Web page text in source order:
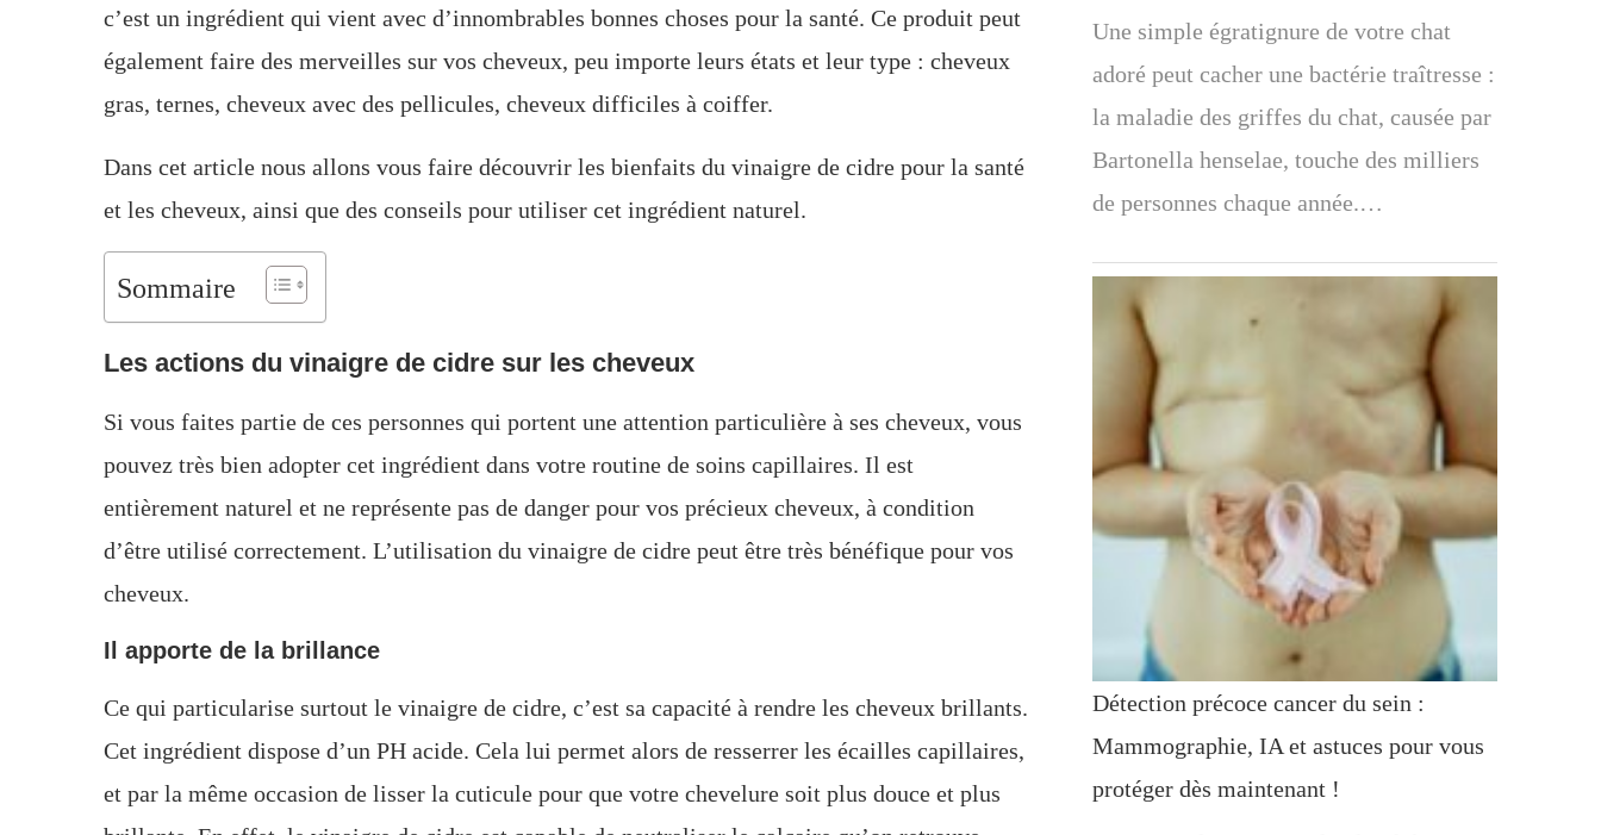
c’est un ingrédient qui vient avec d’innombrables bonnes choses pour la santé. Ce produit peut
également faire des merveilles sur vos cheveux, peu importe leurs états et leur type : cheveux
gras, ternes, cheveux avec des pellicules, cheveux difficiles à coiffer.
Dans cet article nous allons vous faire découvrir les bienfaits du vinaigre de cidre pour la santé
et les cheveux, ainsi que des conseils pour utiliser cet ingrédient naturel.
Sommaire
Les actions du vinaigre de cidre sur les cheveux
Si vous faites partie de ces personnes qui portent une attention particulière à ses cheveux, vous
pouvez très bien adopter cet ingrédient dans votre routine de soins capillaires. Il est
entièrement naturel et ne représente pas de danger pour vos précieux cheveux, à condition
d’être utilisé correctement. L’utilisation du vinaigre de cidre peut être très bénéfique pour vos
cheveux.
Il apporte de la brillance
Ce qui particularise surtout le vinaigre de cidre, c’est sa capacité à rendre les cheveux brillants.
Cet ingrédient dispose d’un PH acide. Cela lui permet alors de resserrer les écailles capillaires,
et par la même occasion de lisser la cuticule pour que votre chevelure soit plus douce et plus
Une simple égratignure de votre chat
adoré peut cacher une bactérie traîtresse :
la maladie des griffes du chat, causée par
Bartonella henselae, touche des milliers
de personnes chaque année.…
Détection précoce cancer du sein :
Mammographie, IA et astuces pour vous
protéger dès maintenant !